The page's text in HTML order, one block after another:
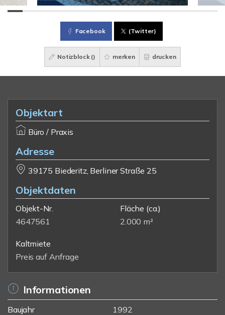
Facebook (Twitter)
Notizblock () merken drucken
Objektart
Büro / Praxis
Adresse
39175 Biederitz, Berliner Straße 25
Objektdaten
Objekt-Nr.
4647561
Fläche (ca.)
2.000 m²
Kaltmiete
Preis auf Anfrage
Informationen
Baujahr
1992